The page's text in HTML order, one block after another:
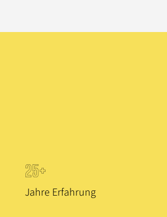
25+
Jahre Erfahrung